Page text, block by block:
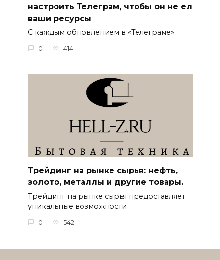
настроить Телеграм, чтобы он не ел
ваши ресурсы
С каждым обновлением в «Телеграме»
0 414
Трейдинг на рынке сырья: нефть,
золото, металлы и другие товары.
Трейдинг на рынке сырья предоставляет
уникальные возможности
0 542